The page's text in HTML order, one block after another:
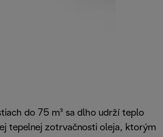
do 75 m³ sa dlho udrží teplo
tepelnej zotrvačnosti oleja, ktorým